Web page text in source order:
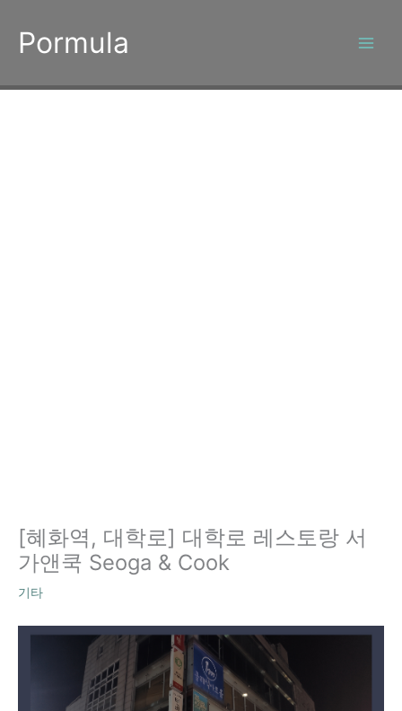
건
Pormula
[혜화역, 대학로] 대학로 레스토랑 서
가앤쿡 Seoga & Cook
기타